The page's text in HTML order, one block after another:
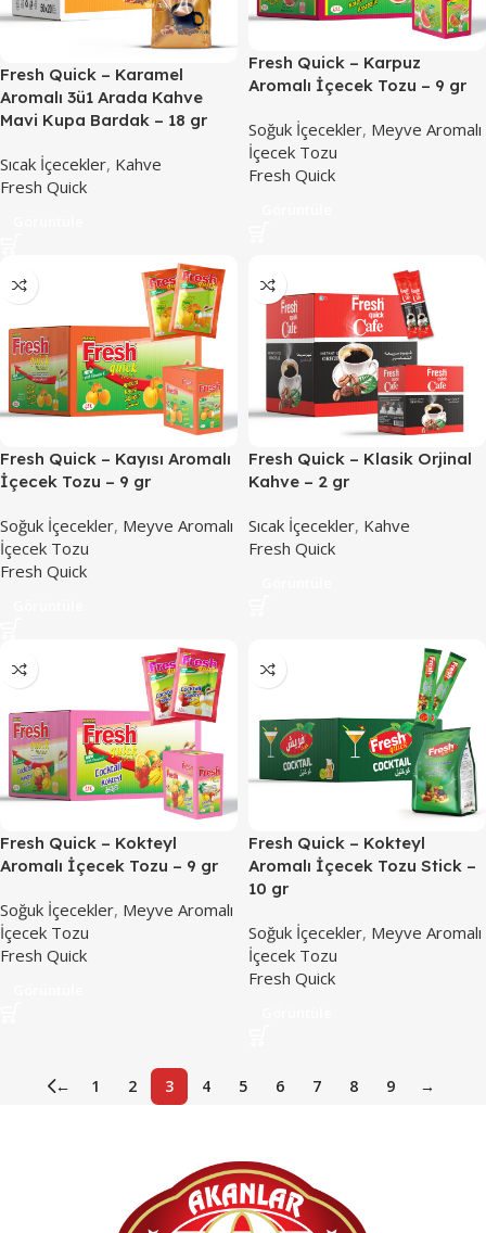
Fresh Quick – Karamel
Aromalı 3ü1 Arada Kahve
Mavi Kupa Bardak – 18 gr
Sıcak İçecekler, Kahve
Fresh Quick
Fresh Quick – Karpuz
Aromalı İçecek Tozu – 9 gr
Soğuk İçecekler, Meyve Aromalı
İçecek Tozu
Fresh Quick
Fresh Quick – Kayısı Aromalı
İçecek Tozu – 9 gr
Soğuk İçecekler, Meyve Aromalı
İçecek Tozu
Fresh Quick
Fresh Quick – Klasik Orjinal
Kahve – 2 gr
Sıcak İçecekler, Kahve
Fresh Quick
Fresh Quick – Kokteyl
Aromalı İçecek Tozu – 9 gr
Soğuk İçecekler, Meyve Aromalı
İçecek Tozu
Fresh Quick
Fresh Quick – Kokteyl
Aromalı İçecek Tozu Stick –
10 gr
Soğuk İçecekler, Meyve Aromalı
İçecek Tozu
Fresh Quick
← 1 2 3 4 5 6 7 8 9 →